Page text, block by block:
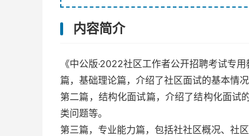
内容简介
《中公版·2022社区工作者公开招聘考试专
篇，基础理论篇，介绍了社区面试的基本情
第二篇，结构化面试篇，介绍了结构化面试
类问题等。
第三篇，专业能力篇，包括社社区概况、社区